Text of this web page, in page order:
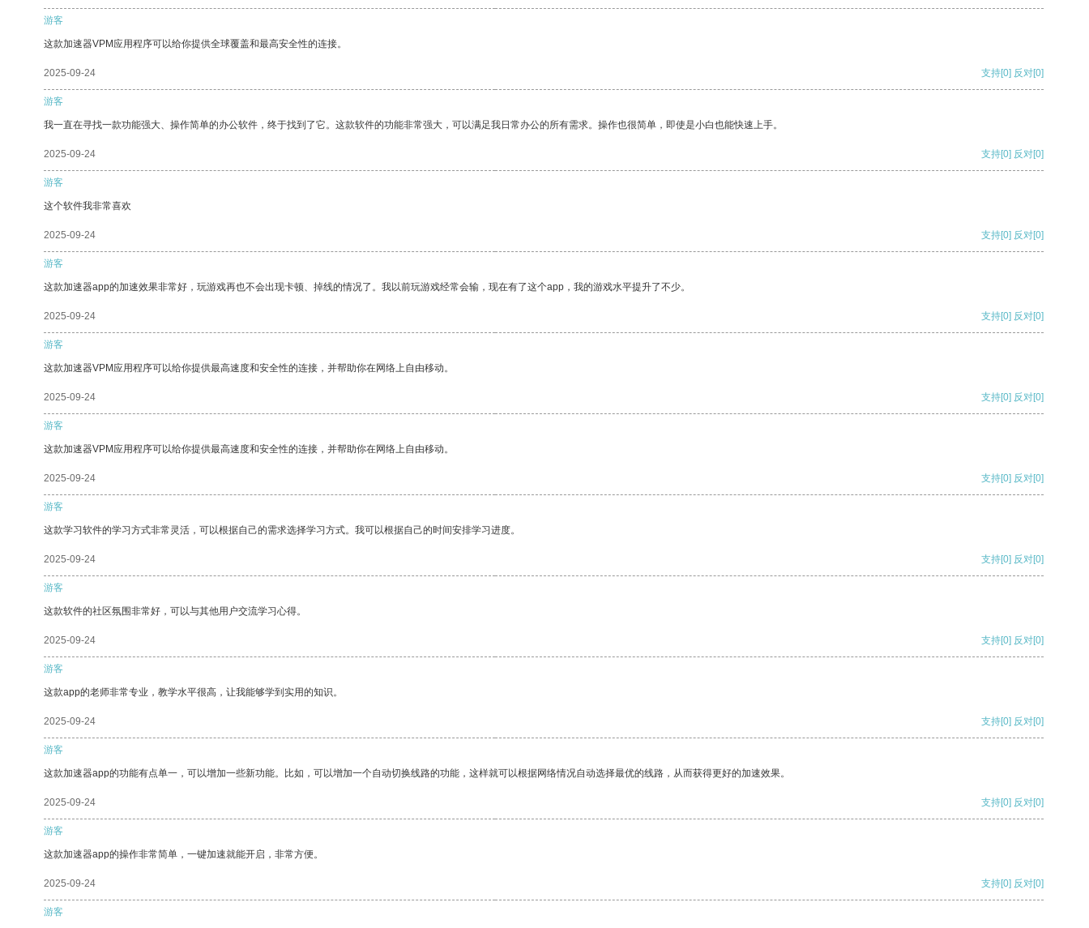
游客
这款加速器VPM应用程序可以给你提供全球覆盖和最高安全性的连接。
2025-09-24 支持[0] 反对[0]
游客
我一直在寻找一款功能强大、操作简单的办公软件，终于找到了它。这款软件的功能非常强大，可以满足我日常办公的所有需求。操作也很简单，即使是小白也能快速上手。
2025-09-24 支持[0] 反对[0]
游客
这个软件我非常喜欢
2025-09-24 支持[0] 反对[0]
游客
这款加速器app的加速效果非常好，玩游戏再也不会出现卡顿、掉线的情况了。我以前玩游戏经常会输，现在有了这个app，我的游戏水平提升了不少。
2025-09-24 支持[0] 反对[0]
游客
这款加速器VPM应用程序可以给你提供最高速度和安全性的连接，并帮助你在网络上自由移动。
2025-09-24 支持[0] 反对[0]
游客
这款加速器VPM应用程序可以给你提供最高速度和安全性的连接，并帮助你在网络上自由移动。
2025-09-24 支持[0] 反对[0]
游客
这款学习软件的学习方式非常灵活，可以根据自己的需求选择学习方式。我可以根据自己的时间安排学习进度。
2025-09-24 支持[0] 反对[0]
游客
这款软件的社区氛围非常好，可以与其他用户交流学习心得。
2025-09-24 支持[0] 反对[0]
游客
这款app的老师非常专业，教学水平很高，让我能够学到实用的知识。
2025-09-24 支持[0] 反对[0]
游客
这款加速器app的功能有点单一，可以增加一些新功能。比如，可以增加一个自动切换线路的功能，这样就可以根据网络情况自动选择最优的线路，从而获得更好的加速效果。
2025-09-24 支持[0] 反对[0]
游客
这款加速器app的操作非常简单，一键加速就能开启，非常方便。
2025-09-24 支持[0] 反对[0]
游客